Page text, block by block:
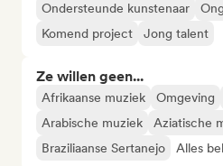
Ondersteunde kunstenaar
Komend project
Jong talent
Ze willen geen...
Afrikaanse muziek Omgeving
Arabische muziek
Aziatische
Braziliaanse Sertanejo
Alles